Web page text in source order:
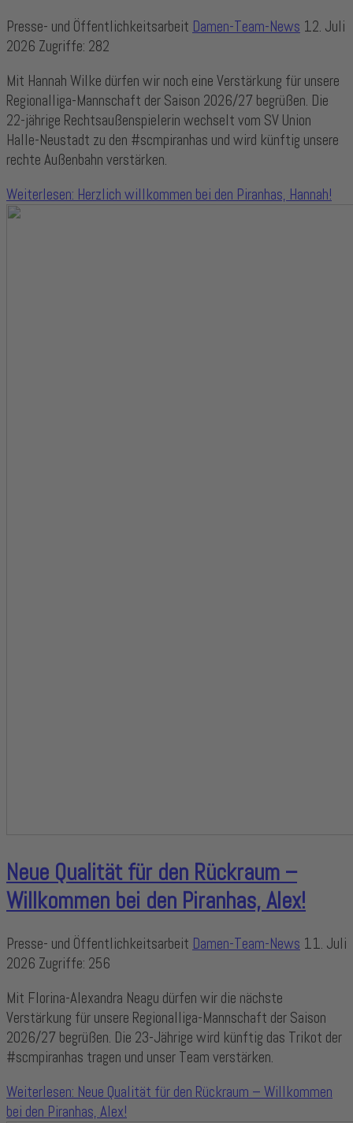
Presse- und Öffentlichkeitsarbeit Damen-Team-News 12. Juli
2026 Zugriffe: 282
Mit Hannah Wilke dürfen wir noch eine Verstärkung für unsere
Regionalliga-Mannschaft der Saison 2026/27 begrüßen. Die
22-jährige Rechtsaußenspielerin wechselt vom SV Union
Halle-Neustadt zu den #scmpiranhas und wird künftig unsere
rechte Außenbahn verstärken.
Weiterlesen: Herzlich willkommen bei den Piranhas, Hannah!
Neue Qualität für den Rückraum –
Willkommen bei den Piranhas, Alex!
Presse- und Öffentlichkeitsarbeit Damen-Team-News 11. Juli
2026 Zugriffe: 256
Mit Florina-Alexandra Neagu dürfen wir die nächste
Verstärkung für unsere Regionalliga-Mannschaft der Saison
2026/27 begrüßen. Die 23-Jährige wird künftig das Trikot der
#scmpiranhas tragen und unser Team verstärken.
Weiterlesen: Neue Qualität für den Rückraum – Willkommen
bei den Piranhas, Alex!